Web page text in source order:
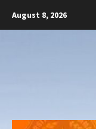
August 8, 2026